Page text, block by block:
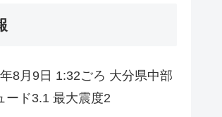
8月9日 1:32ごろ 大分県中部
ード3.1 最大震度2